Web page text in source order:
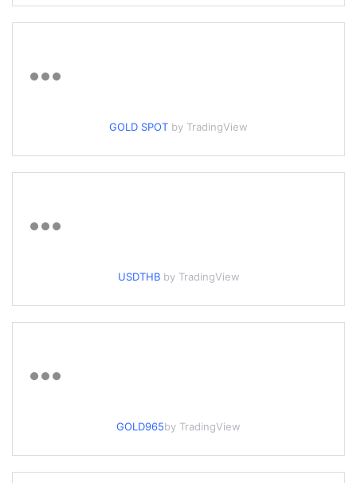
GOLD SPOT by TradingView
USDTHB by TradingView
GOLD965by TradingView